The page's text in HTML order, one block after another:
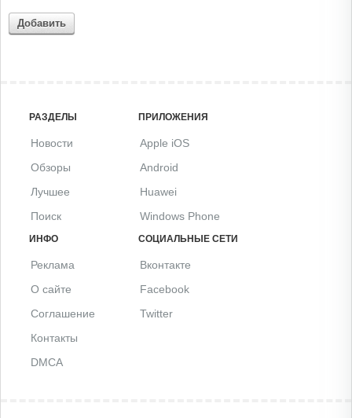
Добавить
РАЗДЕЛЫ
Новости
Обзоры
Лучшее
Поиск
ПРИЛОЖЕНИЯ
Apple iOS
Android
Huawei
Windows Phone
ИНФО
Реклама
О сайте
Соглашение
Контакты
DMCA
СОЦИАЛЬНЫЕ СЕТИ
Вконтакте
Facebook
Twitter